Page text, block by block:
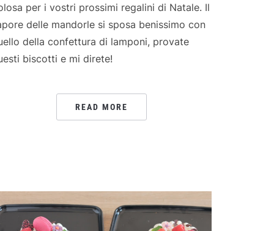
per i vostri prossimi regalini di Natale. Il
delle mandorle si sposa benissimo con
della confettura di lamponi, provate
biscotti e mi direte!
READ MORE